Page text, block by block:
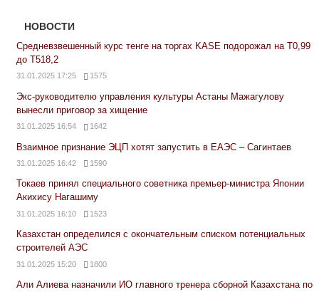
НОВОСТИ
Средневзвешенный курс тенге на торгах KASE подорожал на Т0,99
до Т518,2
31.01.2025 17:25 1575
Экс-руководителю управления культуры Астаны Мажагулову
вынесли приговор за хищение
31.01.2025 16:54 1642
Взаимное признание ЭЦП хотят запустить в ЕАЭС – Сагинтаев
31.01.2025 16:42 1590
Токаев принял специального советника премьер-министра Японии
Акихису Нагашиму
31.01.2025 16:10 1523
Казахстан определился с окончательным списком потенциальных
строителей АЭС
31.01.2025 15:20 1800
Али Алиева назначили ИО главного тренера сборной Казахстана по